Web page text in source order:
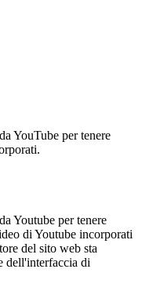
YouTube per tenere
Youtube per tenere
di Youtube incorporati
del sito web sta
dell'interfaccia di